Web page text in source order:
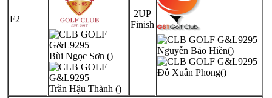
F2
Bùi Ngọc Sơn ()
Trần Hậu Thành ()
2UP
Finish
Nguyễn Bảo Hiền()
Đỗ Xuân Phong()